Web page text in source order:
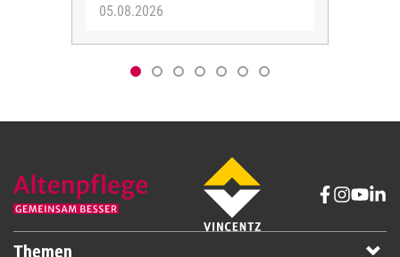
05.08.2026
Themen